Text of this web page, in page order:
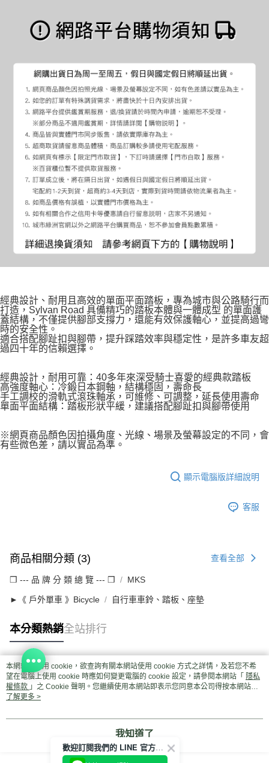
經典設計、耐用且高效的單面平面踏板，專為城市與公路騎行而
打造，Sylvan Road 具備精巧的踏板本體與一體成型 的單面護
蓋結構，不僅提供腳部支撐力，還能有效保護軸心，並提高過彎
時的安全性。
適合搭配腳趾扣與腳帶，提升踩踏效率與穩定性，是許多車友超
過四十年的信賴選擇。
經典設計，耐用可靠：40多年來深受騎士喜愛的經典款踏板
高強度軸心：冷鍛日本鋼軸，結構穩固，壽命長
手工調校的滑軌式滾珠軸承，可維修、可調整，延長使用壽命
單面平面結構：踏板形狀平緩，建議搭配腳趾扣與腳帶使用
※網頁商品顏色因拍攝角度、光線、場景及螢幕設定的不同，會
有些微色差，請以實品為準。
顯示電腦版詳細說明
客服
商品相關分類 (3) 查看全部
❒ --- 品 牌 分 類 總 覽 --- ❒ MKS
►《 戶外單車 》Bicycle 自行車車鈴、踏板、座墊
本分類熱銷全站排行
熱門標籤
本網站中使用 cookie，欲查詢有關本網站使用 cookie 方式之詳情，及若您不希
望在電腦上使用 cookie 時應如何變更電腦的 cookie 設定，請參閱本網站「 隱私
權條款 」之 Cookie 聲明。您繼續使用本網站即表示您同意本公司得按本網站使
用條款之 Cookie 聲明使用 cookie。
了解更多 >
我知道了
歡迎訂閱我們的 LINE 官方帳號